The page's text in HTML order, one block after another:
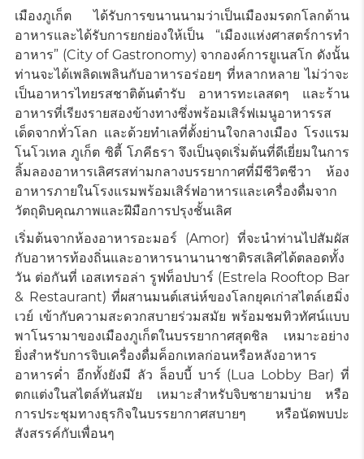
เมืองภูเก็ต ได้รับการขนานนามว่าเป็นเมืองมรดกโลกด้าน
อาหารและได้รับการยกย่องให้เป็น “เมืองแห่งศาสตร์การทำ
อาหาร” (City of Gastronomy) จากองค์การยูเนสโก ดังนั้น
ท่านจะได้เพลิดเพลินกับอาหารอร่อยๆ ที่หลากหลาย ไม่ว่าจะ
เป็นอาหารไทยรสชาติต้นตำรับ อาหารทะเลสดๆ และร้าน
อาหารที่เรียงรายสองข้างทางซึ่งพร้อมเสิร์ฟเมนูอาหารรส
เด็ดจากทั่วโลก และด้วยทำเลที่ตั้งย่านใจกลางเมือง โรงแรม
โนโวเทล ภูเก็ต ซิตี้ โภคีธรา จึงเป็นจุดเริ่มต้นที่ดีเยี่ยมในการ
ลิ้มลองอาหารเลิศรสท่ามกลางบรรยากาศที่มีชีวิตชีวา ห้อง
อาหารภายในโรงแรมพร้อมเสิร์ฟอาหารและเครื่องดื่มจาก
วัตถุดิบคุณภาพและฝีมือการปรุงชั้นเลิศ
เริ่มต้นจากห้องอาหารอะมอร์ (Amor) ที่จะนำท่านไปสัมผัส
กับอาหารท้องถิ่นและอาหารนานานาชาติรสเลิศได้ตลอดทั้ง
วัน ต่อกันที่ เอสเทรอล่า รูฟท็อปบาร์ (Estrela Rooftop Bar
& Restaurant) ที่ผสานมนต์เสน่ห์ของโลกยุคเก่าสไตล์เฮมิ่ง
เวย์ เข้ากับความสะดวกสบายร่วมสมัย พร้อมชมทิวทัศน์แบบ
พาโนรามาของเมืองภูเก็ตในบรรยากาศสุดชิล เหมาะอย่าง
ยิ่งสำหรับการจิบเครื่องดื่มค็อกเทลก่อนหรือหลังอาหาร
อาหารค่ำ อีกทั้งยังมี ลัว ล็อบบี้ บาร์ (Lua Lobby Bar) ที่
ตกแต่งในสไตล์ทันสมัย เหมาะสำหรับจิบชายามบ่าย หรือ
การประชุมทางธุรกิจในบรรยากาศสบายๆ หรือนัดพบปะ
สังสรรค์กับเพื่อนๆ